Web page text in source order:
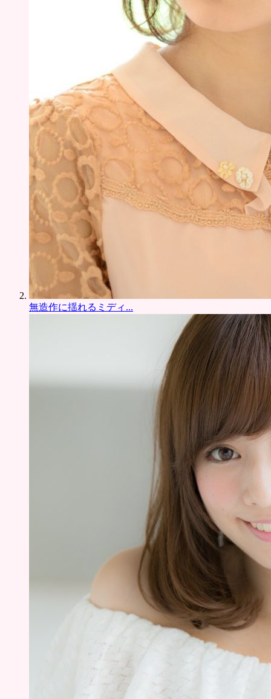
無造作に揺れるミディ...